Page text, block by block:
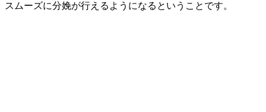
スムーズに分娩が行えるようになるということです。